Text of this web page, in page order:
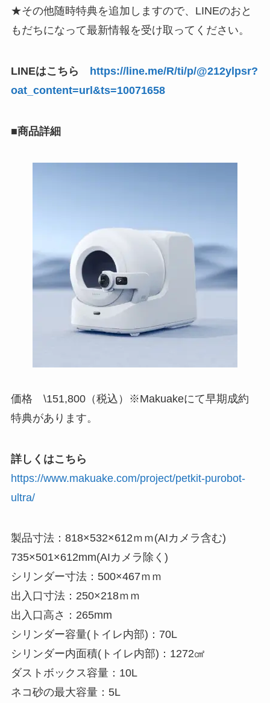
★その他随時特典を追加しますので、LINEのおと
もだちになって最新情報を受け取ってください。
LINEはこちら
https://line.me/R/ti/p/@212ylpsr?
oat_content=url&ts=10071658
■商品詳細
価格 \151,800（税込）※Makuakeにて早期成約
特典があります。
詳しくはこちら
https://www.makuake.com/project/petkit-purobot-
ultra/
製品寸法：818×532×612ｍｍ(AIカメラ含む)
735×501×612mm(AIカメラ除く)
シリンダー寸法：500×467ｍｍ
出入口寸法：250×218ｍｍ
出入口高さ：265mm
シリンダー容量(トイレ内部)：70L
シリンダー内面積(トイレ内部)：1272㎠
ダストボックス容量：10L
ネコ砂の最大容量：5L